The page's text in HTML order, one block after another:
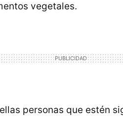
vegetales.
personas que estén